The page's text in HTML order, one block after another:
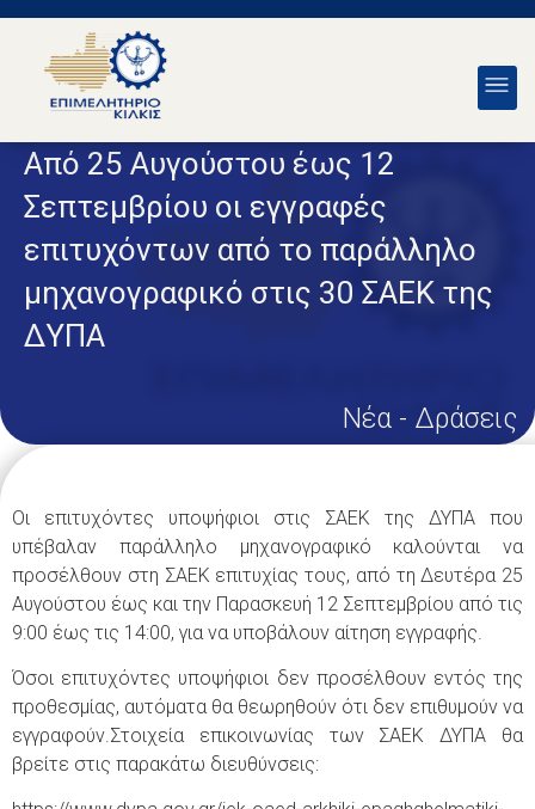
Από 25 Αυγούστου έως 12
Σεπτεμβρίου οι εγγραφές
επιτυχόντων από το παράλληλο
μηχανογραφικό στις 30 ΣΑΕΚ της
ΔΥΠΑ
Νέα - Δράσεις
Οι επιτυχόντες υποψήφιοι στις ΣΑΕΚ της ΔΥΠΑ που
υπέβαλαν παράλληλο μηχανογραφικό καλούνται να
προσέλθουν στη ΣΑΕΚ επιτυχίας τους, από τη Δευτέρα 25
Αυγούστου έως και την Παρασκευή 12 Σεπτεμβρίου από τις
9:00 έως τις 14:00, για να υποβάλουν αίτηση εγγραφής.
Όσοι επιτυχόντες υποψήφιοι δεν προσέλθουν εντός της
προθεσμίας, αυτόματα θα θεωρηθούν ότι δεν επιθυμούν να
εγγραφούν.Στοιχεία επικοινωνίας των ΣΑΕΚ ΔΥΠΑ θα
βρείτε στις παρακάτω διευθύνσεις: